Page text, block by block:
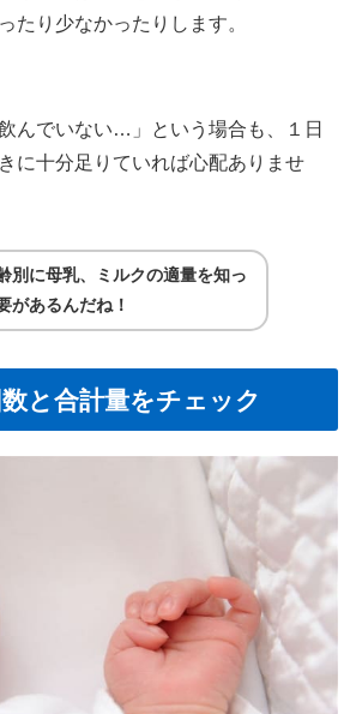
たり少なかったりします。
んでいない…」という場合も、１日
に十分足りていれば心配ありませ
別に母乳、ミルクの適量を知っ
があるんだね！
と合計量をチェック